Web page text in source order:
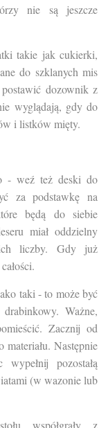
nie są jeszcze
takie jak cukierki,
do szklanych mis
dozownik z
wyglądają, gdy do
i listków mięty.
- weź też deski do
za podstawkę na
będą do siebie
miał oddzielny
liczby. Gdy już
taki - to może być
Ważne,
Zacznij od
materiału. Następnie
pozostałą
(w wazonie lub
współgrały z